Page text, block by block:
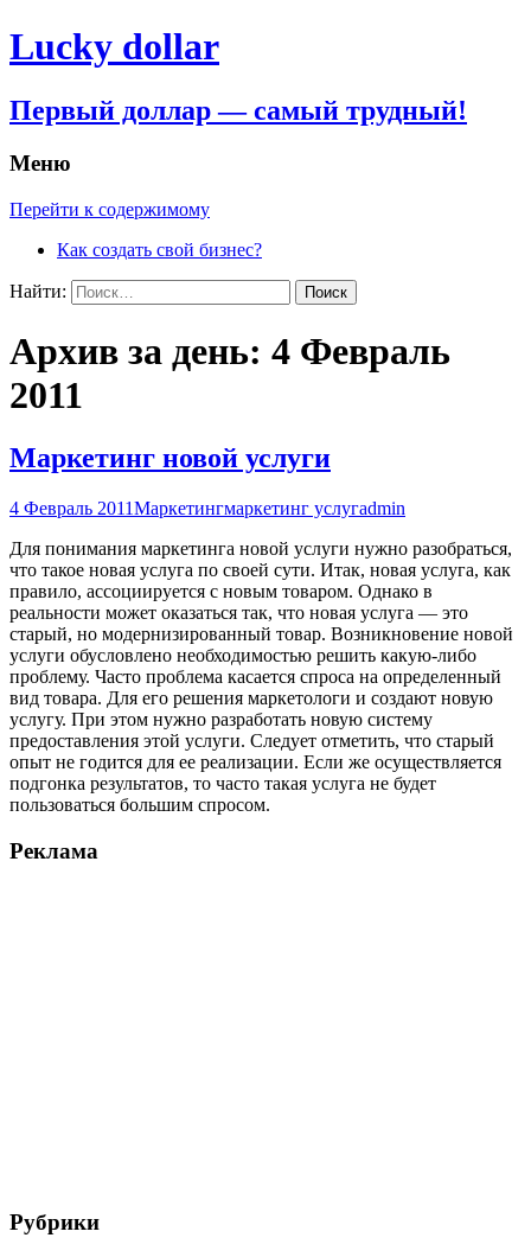
Lucky dollar
Первый доллар — самый трудный!
Меню
Перейти к содержимому
Как создать свой бизнес?
Найти:
Архив за день: 4 Февраль
2011
Маркетинг новой услуги
4 Февраль 2011Маркетингмаркетинг услугadmin
Для понимания маркетинга новой услуги нужно разобраться,
что такое новая услуга по своей сути. Итак, новая услуга, как
правило, ассоциируется с новым товаром. Однако в
реальности может оказаться так, что новая услуга — это
старый, но модернизированный товар. Возникновение новой
услуги обусловлено необходимостью решить какую-либо
проблему. Часто проблема касается спроса на определенный
вид товара. Для его решения маркетологи и создают новую
услугу. При этом нужно разработать новую систему
предоставления этой услуги. Следует отметить, что старый
опыт не годится для ее реализации. Если же осуществляется
подгонка результатов, то часто такая услуга не будет
пользоваться большим спросом.
Реклама
Рубрики